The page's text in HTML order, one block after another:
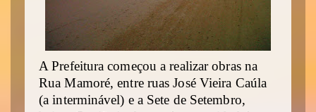
A Prefeitura começou a realizar obras na
Rua Mamoré, entre ruas José Vieira Caúla
(a interminável) e a Sete de Setembro,